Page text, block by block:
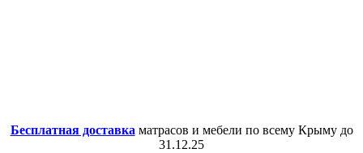
Бесплатная доставка матрасов и мебели по всему Крыму до
31.12.25